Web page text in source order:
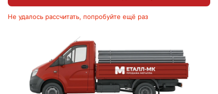
Не удалось рассчитать, попробуйте ещё раз